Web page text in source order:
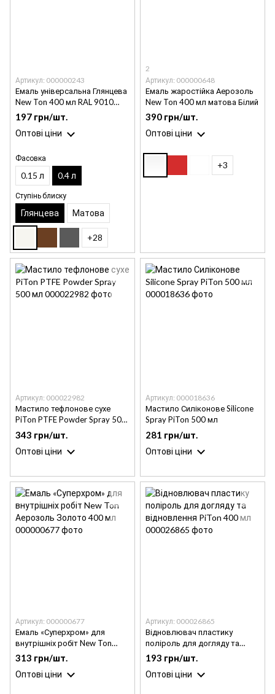
Артикул: 000000243
Емаль універсальна Глянцева
New Ton 400 мл RAL 9010
Білий
197 грн/шт.
Оптові ціни
Фасовка
0.15 л 0.4 л
Ступінь блиску
Глянцева Матова
+28
2
Артикул: 000000648
Емаль жаростійка Аерозоль
New Ton 400 мл матова Білий
390 грн/шт.
Оптові ціни
+3
Артикул: 000022982
Мастило тефлонове сухе
PiTon PTFE Powder Spray 500
мл
343 грн/шт.
Оптові ціни
Артикул: 000018636
Мастило Силіконове Silicone
Spray PiTon 500 мл
281 грн/шт.
Оптові ціни
Артикул: 000000677
Емаль «Суперхром» для
внутрішніх робіт New Ton
Аерозоль Золото 400 мл
313 грн/шт.
Оптові ціни
Артикул: 000026865
Відновлювач пластику
поліроль для догляду та
відновлення PiTon 400 мл
193 грн/шт.
Оптові ціни